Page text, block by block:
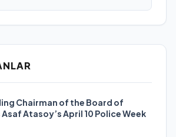
Chairman of the Board of
Atasoy’s April 10 Police Week